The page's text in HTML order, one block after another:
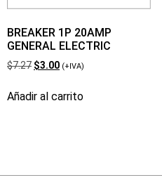
BREAKER 1P 20AMP
GENERAL ELECTRIC
$7.27 $3.00 (+IVA)
Añadir al carrito